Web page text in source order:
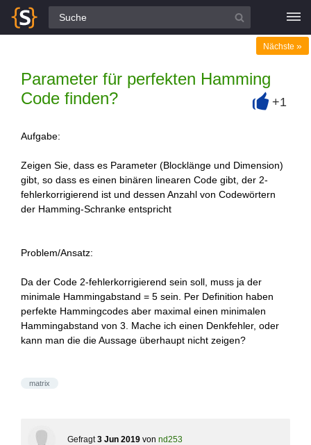
Alle Fragen
Parameter für perfekten Hamming
Code finden?
Nächste »
+1
Aufgabe:
Zeigen Sie, dass es Parameter (Blocklänge und Dimension)
gibt, so dass es einen binären linearen Code gibt, der 2-
fehlerkorrigierend ist und dessen Anzahl von Codewörtern
der Hamming-Schranke entspricht
Problem/Ansatz:
Da der Code 2-fehlerkorrigierend sein soll, muss ja der
minimale Hammingabstand = 5 sein. Per Definition haben
perfekte Hammingcodes aber maximal einen minimalen
Hammingabstand von 3. Mache ich einen Denkfehler, oder
kann man die die Aussage überhaupt nicht zeigen?
matrix
Gefragt 3 Jun 2019 von nd253